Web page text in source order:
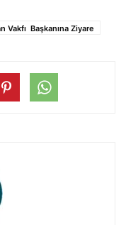
Vakfı Başkanına Ziyare